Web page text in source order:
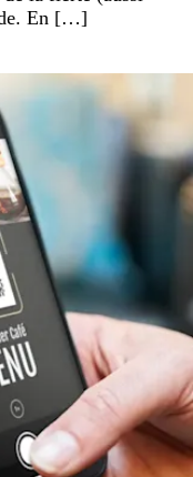
En […]